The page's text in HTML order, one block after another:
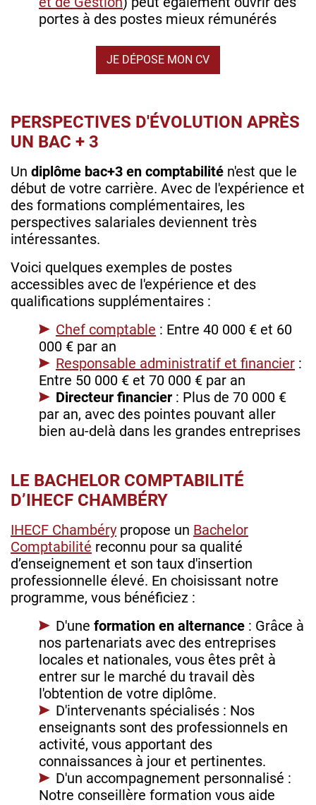
portes à des postes mieux rémunérés
JE DÉPOSE MON CV
PERSPECTIVES D'ÉVOLUTION APRÈS
UN BAC + 3
Un diplôme bac+3 en comptabilité n'est que le
début de votre carrière. Avec de l'expérience et
des formations complémentaires, les
perspectives salariales deviennent très
intéressantes.
Voici quelques exemples de postes
accessibles avec de l'expérience et des
qualifications supplémentaires :
Chef comptable : Entre 40 000 € et 60
000 € par an
Responsable administratif et financier :
Entre 50 000 € et 70 000 € par an
Directeur financier : Plus de 70 000 €
par an, avec des pointes pouvant aller
bien au-delà dans les grandes entreprises
LE BACHELOR COMPTABILITÉ
D’IHECF CHAMBÉRY
IHECF Chambéry propose un Bachelor
Comptabilité reconnu pour sa qualité
d’enseignement et son taux d'insertion
professionnelle élevé. En choisissant notre
programme, vous bénéficiez :
D'une formation en alternance : Grâce à
nos partenariats avec des entreprises
locales et nationales, vous êtes prêt à
entrer sur le marché du travail dès
l'obtention de votre diplôme.
D'intervenants spécialisés : Nos
enseignants sont des professionnels en
activité, vous apportant des
connaissances à jour et pertinentes.
D'un accompagnement personnalisé :
Notre conseillère formation vous aide